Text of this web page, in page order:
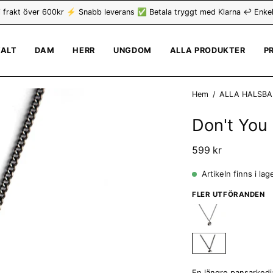
frakt över 600kr ⚡ Snabb leverans ✅ Betala tryggt med Klarna ↩️
DAM HERR UNGDOM ALLA PRODUKTER
Hem / ALLA
Don't You
599 kr
Artikeln finns i
FLER UTFÖRANDEN